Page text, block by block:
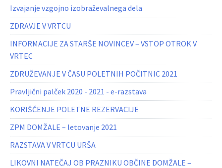
Izvajanje vzgojno izobraževalnega dela
ZDRAVJE V VRTCU
INFORMACIJE ZA STARŠE NOVINCEV – VSTOP OTROK V
VRTEC
ZDRUŽEVANJE V ČASU POLETNIH POČITNIC 2021
Pravljični palček 2020 - 2021 - e-razstava
KORIŠČENJE POLETNE REZERVACIJE
ZPM DOMŽALE – letovanje 2021
RAZSTAVA V VRTCU URŠA
LIKOVNI NATEČAJ OB PRAZNIKU OBČINE DOMŽALE –